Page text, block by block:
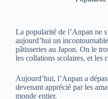
La popularité de l’Anpan ne
aujourd’hui un
pâtisseries au Japon. On le
les collations scolaires, et les
Aujourd’hui, l’Anpan a
devenant apprécié par les
monde entier.